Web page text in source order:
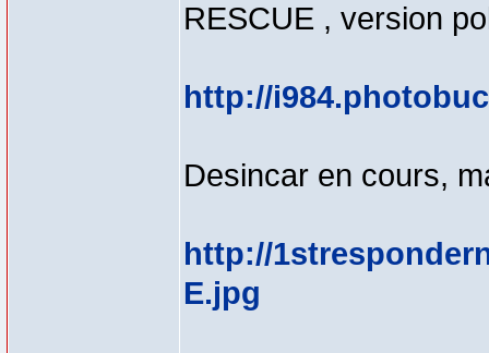
RESCUE , version
http://
Desincar en cours,
http://
E.jpg